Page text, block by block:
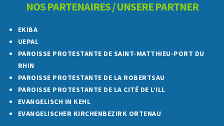
NOS PARTENAIRES / UNSERE PARTNER
EKIBA
UEPAL
PAROISSE PROTESTANTE DE SAINT-MATTHIEU-PORT DU
RHIN
PAROISSE PROTESTANTE DE LA ROBERTSAU
PAROISSE PROTESTANTE DE LA CITÉ DE L’ILL
EVANGELISCH IN KEHL
EVANGELISCHER KIRCHENBEZIRK ORTENAU